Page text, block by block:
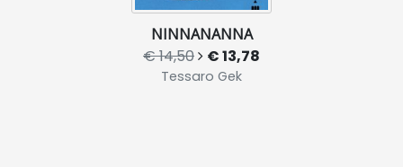
NINNANANNA
€ 14,50 € 13,78
Tessaro Gek